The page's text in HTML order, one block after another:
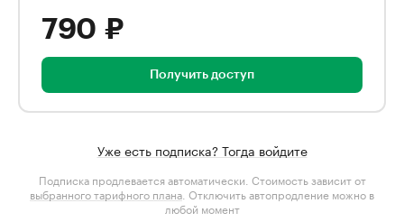
790 ₽
Получить доступ
Уже есть подписка? Тогда войдите
Подписка продлевается автоматически. Стоимость зависит от
выбранного тарифного плана . Отключить автопродление можно в
любой момент